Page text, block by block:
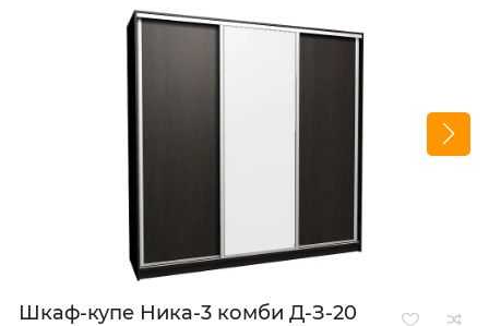
Шкаф-купе Ника-3 комби Д-З-20